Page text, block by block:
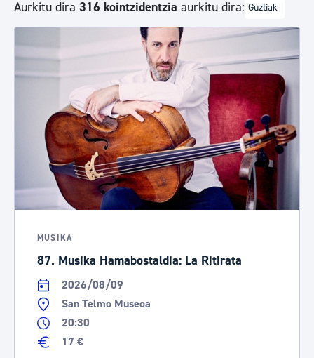
Aurkitu dira 316 kointzidentzia aurkitu dira: Guztiak
MUSIKA
87. Musika Hamabostaldia: La Ritirata
2026/08/09
San Telmo Museoa
20:30
17 €